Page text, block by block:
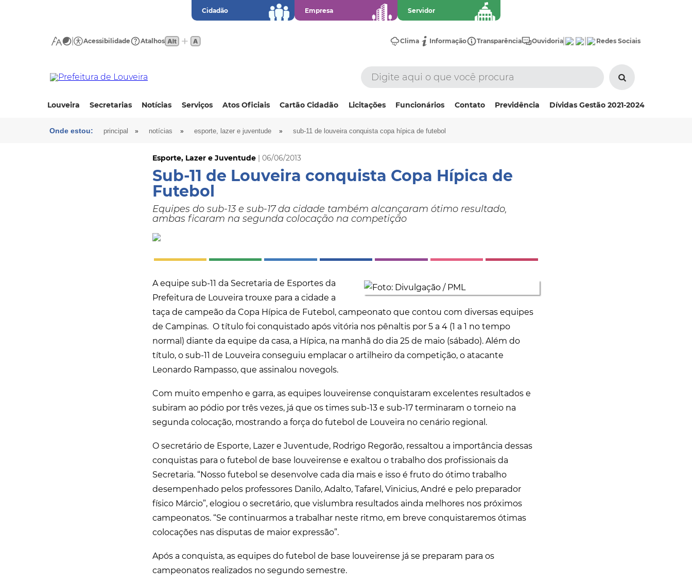
Cidadão Empresa Servidor
Acessibilidade Atalhos Clima Informação Transparência Ouvidoria Redes Sociais
Louveira Secretarias Notícias Serviços Atos Oficiais Cartão Cidadão Licitações Funcionários Contato Previdência Dívidas Gestão 2021-2024
Onde estou: principal » notícias » esporte, lazer e juventude » sub-11 de louveira conquista copa hípica de futebol
Esporte, Lazer e Juventude | 06/06/2013
Sub-11 de Louveira conquista Copa Hípica de
Futebol
Equipes do sub-13 e sub-17 da cidade também alcançaram ótimo resultado,
ambas ficaram na segunda colocação na competição
A equipe sub-11 da Secretaria de Esportes da
Prefeitura de Louveira trouxe para a cidade a
taça de campeão da Copa Hípica de Futebol, campeonato que contou com diversas equipes
de Campinas. O título foi conquistado após vitória nos pênaltis por 5 a 4 (1 a 1 no tempo
normal) diante da equipe da casa, a Hípica, na manhã do dia 25 de maio (sábado). Além do
título, o sub-11 de Louveira conseguiu emplacar o artilheiro da competição, o atacante
Leonardo Rampasso, que assinalou novegols.
Com muito empenho e garra, as equipes louveirense conquistaram excelentes resultados e
subiram ao pódio por três vezes, já que os times sub-13 e sub-17 terminaram o torneio na
segunda colocação, mostrando a força do futebol de Louveira no cenário regional.
O secretário de Esporte, Lazer e Juventude, Rodrigo Regorão, ressaltou a importância dessas
conquistas para o futebol de base louveirense e exaltou o trabalho dos profissionais da
Secretaria. “Nosso futebol se desenvolve cada dia mais e isso é fruto do ótimo trabalho
desempenhado pelos professores Danilo, Adalto, Tafarel, Vinicius, André e pelo preparador
físico Márcio”, elogiou o secretário, que vislumbra resultados ainda melhores nos próximos
campeonatos. “Se continuarmos a trabalhar neste ritmo, em breve conquistaremos ótimas
colocações nas disputas de maior expressão”.
Após a conquista, as equipes do futebol de base louveirense já se preparam para os
campeonatos realizados no segundo semestre.